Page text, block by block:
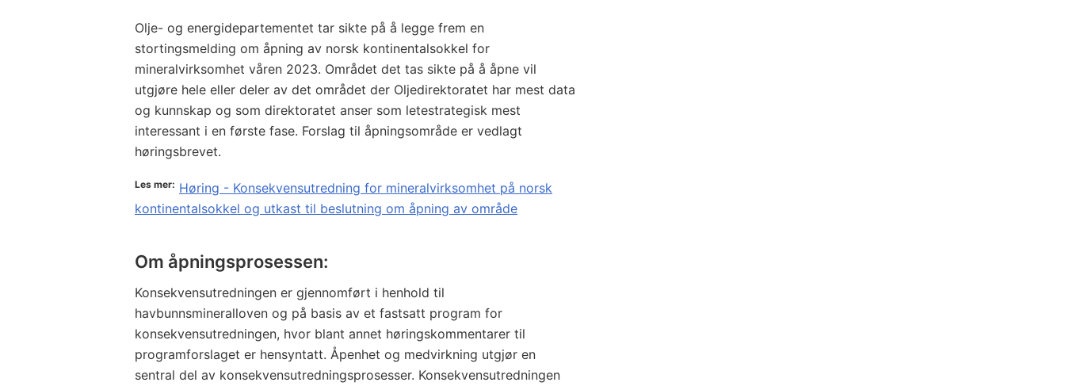
Olje- og energidepartementet tar sikte på å legge frem en
stortingsmelding om åpning av norsk kontinentalsokkel for
mineralvirksomhet våren 2023. Området det tas sikte på å åpne vil
utgjøre hele eller deler av det området der Oljedirektoratet har mest data
og kunnskap og som direktoratet anser som letestrategisk mest
interessant i en første fase. Forslag til åpningsområde er vedlagt
høringsbrevet.
Les mer: Høring - Konsekvensutredning for mineralvirksomhet på norsk
kontinentalsokkel og utkast til beslutning om åpning av område
Om åpningsprosessen:
Konsekvensutredningen er gjennomført i henhold til
havbunnsmineralloven og på basis av et fastsatt program for
konsekvensutredningen, hvor blant annet høringskommentarer til
programforslaget er hensyntatt. Åpenhet og medvirkning utgjør en
sentral del av konsekvensutredningsprosesser. Konsekvensutredningen